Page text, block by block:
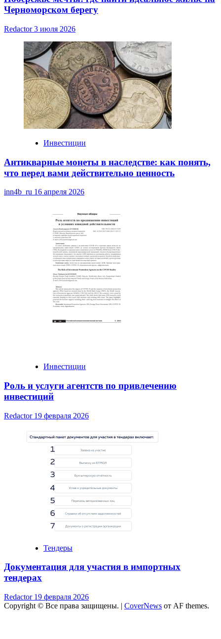
Черноморском берегу
Redactor3 июля 2026
Инвестиции
Антикварные монеты в наследстве: как понять,
что перед вами действительно ценность
inn4b_ru 16 апреля 2026
Инвестиции
Роль и услуги агентств по привлечению
инвестиций
Redactor 19 февраля 2026
Тендеры
Документация для участия в импортных
тендерах
Redactor 19 февраля 2026
Copyright © Все права защищены. | CoverNews от AF themes.